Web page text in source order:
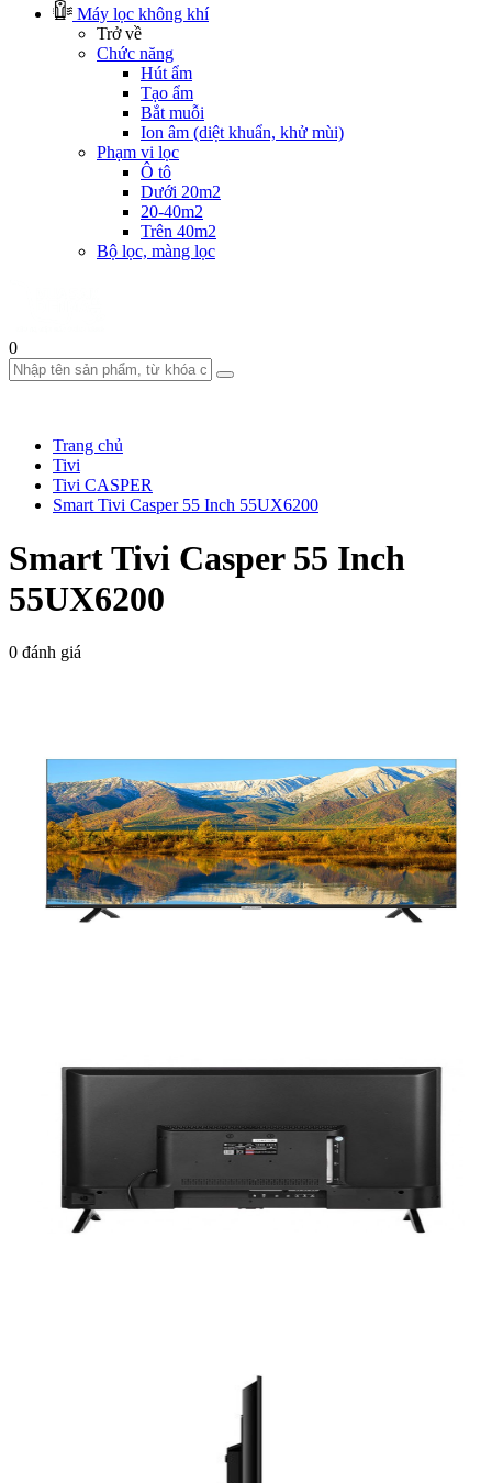
Máy lọc không khí
Trở về
Chức năng
Hút ẩm
Tạo ẩm
Bắt muỗi
Ion âm (diệt khuẩn, khử mùi)
Phạm vi lọc
Ô tô
Dưới 20m2
20-40m2
Trên 40m2
Bộ lọc, màng lọc
0
Trang chủ
Tivi
Tivi CASPER
Smart Tivi Casper 55 Inch 55UX6200
Smart Tivi Casper 55 Inch
55UX6200
0 đánh giá